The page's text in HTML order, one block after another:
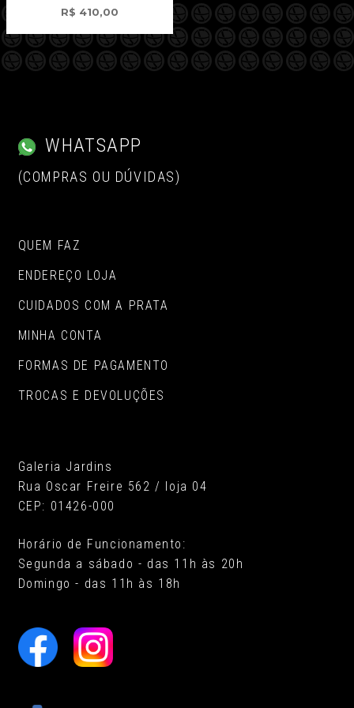
R$ 410,00
WHATSAPP
(COMPRAS OU DÚVIDAS)
QUEM FAZ
ENDEREÇO LOJA
CUIDADOS COM A PRATA
MINHA CONTA
FORMAS DE PAGAMENTO
TROCAS E DEVOLUÇÕES
Galeria Jardins
Rua Oscar Freire 562 / loja 04
CEP: 01426-000
Horário de Funcionamento:
Segunda a sábado - das 11h às 20h
Domingo - das 11h às 18h